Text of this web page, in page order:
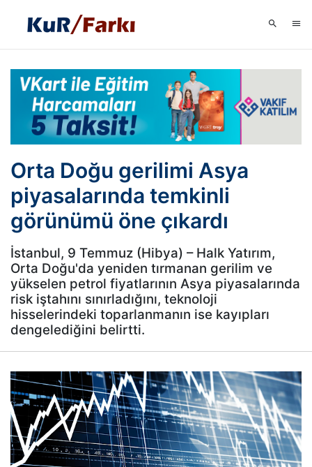
Orta Doğu gerilimi Asya
piyasalarında temkinli
görünümü öne çıkardı
İstanbul, 9 Temmuz (Hibya) – Halk Yatırım,
Orta Doğu'da yeniden tırmanan gerilim ve
yükselen petrol fiyatlarının Asya piyasalarında
risk iştahını sınırladığını, teknoloji
hisselerindeki toparlanmanın ise kayıpları
dengelediğini belirtti.